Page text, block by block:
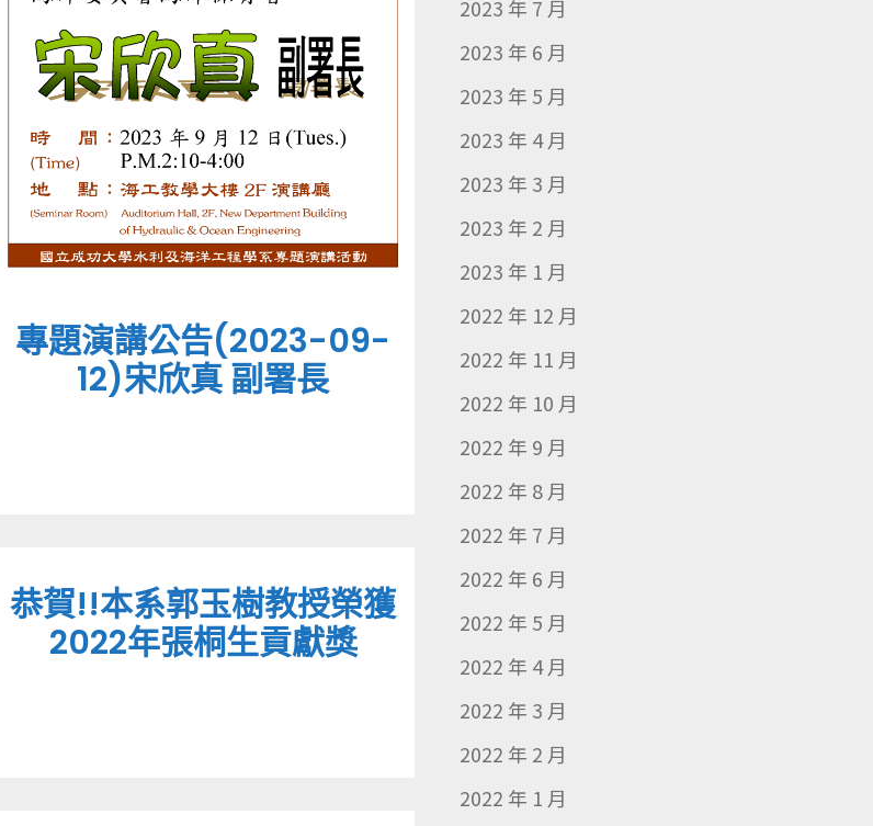
專題演講公告(2023-09-
12)宋欣真 副署長
恭賀!!本系郭玉樹教授榮獲
2022年張桐生貢獻獎
2023 年 7 月
2023 年 6 月
2023 年 5 月
2023 年 4 月
2023 年 3 月
2023 年 2 月
2023 年 1 月
2022 年 12 月
2022 年 11 月
2022 年 10 月
2022 年 9 月
2022 年 8 月
2022 年 7 月
2022 年 6 月
2022 年 5 月
2022 年 4 月
2022 年 3 月
2022 年 2 月
2022 年 1 月